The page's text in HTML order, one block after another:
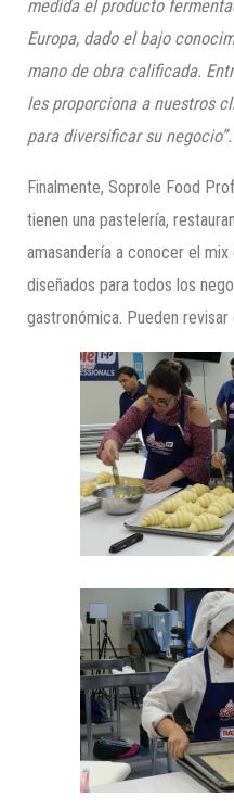
medida el producto
Europa, dado el bajo
mano de obra calificada.
les proporciona a nuestros
para diversificar su negocio”.
Finalmente, Soprole Food
tienen una pastelería,
amasandería a conocer el
diseñados para todos los
gastronómica. Pueden